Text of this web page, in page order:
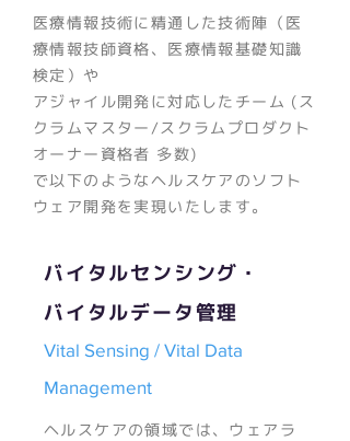
医療情報技術に精通した技術陣（医
療情報技師資格、医療情報基礎知識
検定）や
アジャイル開発に対応したチーム (ス
クラムマスター/スクラムプロダクト
オーナー資格者 多数)
で以下のようなヘルスケアのソフト
ウェア開発を実現いたします。
バイタルセンシング・
バイタルデータ管理
Vital Sensing / Vital Data
Management
ヘルスケアの領域では、ウェアラ